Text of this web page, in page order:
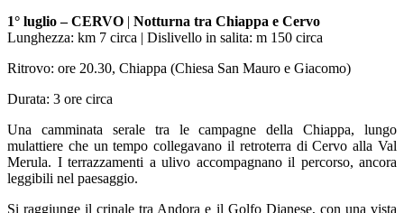
1° luglio –CERVO | Notturna tra Chiappa e Cervo
Lunghezza: km 7 circa | Dislivello in salita: m 150 circa
Ritrovo: ore 20.30, Chiappa (Chiesa San Mauro e Giacomo)
Durata: 3 ore circa
Una camminata serale tra le campagne della Chiappa, lungo
mulattiere che un tempo collegavano il retroterra di Cervo alla Val
Merula. I terrazzamenti a ulivo accompagnano il percorso, ancora
leggibili nel paesaggio.
Si raggiunge il crinale tra Andora e il Golfo Dianese, con una vista